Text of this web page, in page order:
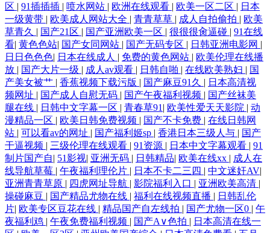
区 | 91插插插 | 喷水网站 | 欧洲在线观看 | 欧美一区二区 | 日本
一级黄带 | 欧美成人网站大全 | 青青草草 | 成人自拍偷拍 | 欧美
草青久 | 国产21区 | 国产亚洲欧美一区 | 很很很肏逼碰 | 91在线
看| 黄色色站| 国产女同网站 | 国产无码专区 | 日韩亚洲电影网 |
日日色色色| 日本在线成人 | 免费的黄色网站 | 欧美伦理在线播
放 | 国产大片一级 | 成人av观看 | 日韩自啪 | 在线欧美熟妇 | 国
产美女被艹 | 香蕉视频下载污版 | 国产麻豆91久 | 日本高清视
频网址 | 国产成人自慰无码 | 国产午夜福利视频 | 国产丝袜美
腿在线 | 日韩中文字幕一区 | 青春草91 | 欧美性爱天天影院 | 动
漫精品一区 | 欧美日韩免费视频 | 国产不卡免费 | 在线日韩网
站 | 可以看av的网址 | 国产福利姬sp | 香港日本三级人与 | 国产
干逼视频 | 三级伦理在线观看 | 91资源 | 日本中文字幕观看 | 91
制片国产自| 51影视| 亚洲无码 | 日韩精品| 欧美在线xx | 成人在
线导航草莓 | 午夜福利理伦片 | 日本不卡二三四 | 中文迷奸AV|
亚洲青青草原 | 四虎网址导航 | 影院福利入口 | 亚洲欧美高清 |
操碰麻豆 | 国产精品尤物在线 | 福利在线视频直播 | 日韩乱伦
片| 欧美专区豆花在线 | 精品国产自左线拍 | 国产尤物一区0 | 午
夜福利鸡 | 午夜免费福利视频 | 国产A∨色拍 | 日本高清在线一